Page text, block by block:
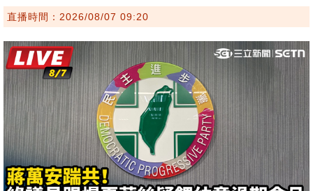
直播時間：2026/08/07 09:20